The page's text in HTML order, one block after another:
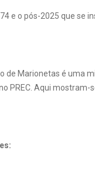
e o pós-2025 que se
de Marionetas é uma
PREC. Aqui